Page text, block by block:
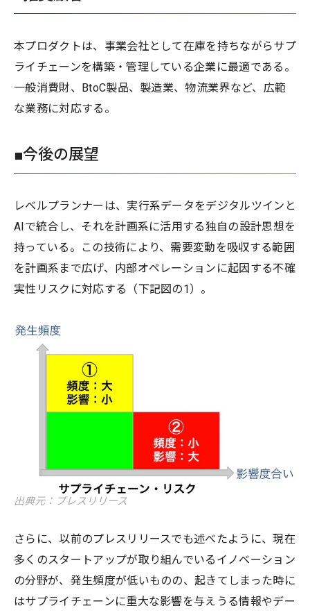
本プロダクトは、事業会社として在庫を持ちながらサプ
ライチェーンを構築・管理している企業に最適である。
一般消費財、BtoC製品、製造業、物流業界など、広範
な業務に対応する。
■今後の展望
レベルプランナーは、実行系データをデジタルツインと
AIで統合し、それを計画系に活用する独自の設計思想を
持っている。この技術により、需要変動を吸収する範囲
を計画系まで広げ、内部オペレーションに起因する不確
実性リスクに対応する（下記図の1）。
出典元：プレスリリース
さらに、以前のプレスリリースでも述べたように、現在
多くのスタートアップが取り組んでいるイノベーション
の分野が、発生頻度が低いものの、起きてしまった時に
はサプライチェーンに重大な影響を与えうる情報やデー